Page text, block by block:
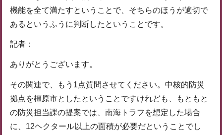
機能を全て満たすということで、そちらのほうが適切で
あるというふうに判断したということです。
記者：
ありがとうございます。
その関連で、もう1点質問させてください。中核的防災
拠点を橿原市としたということですけれども、もともと
の防災担当課の提案では、南海トラフを想定した場合
に、12ヘクタール以上の面積が必要だということでし